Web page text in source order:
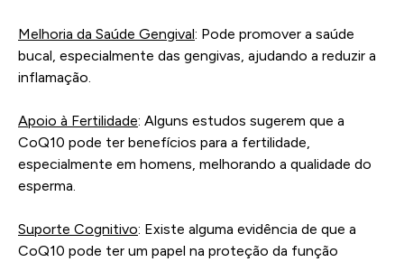
Melhoria da Saúde Gengival: Pode promover a saúde
bucal, especialmente das gengivas, ajudando a reduzir a
inflamação.
Apoio à Fertilidade: Alguns estudos sugerem que a
CoQ10 pode ter benefícios para a fertilidade,
especialmente em homens, melhorando a qualidade do
esperma.
Suporte Cognitivo: Existe alguma evidência de que a
CoQ10 pode ter um papel na proteção da função